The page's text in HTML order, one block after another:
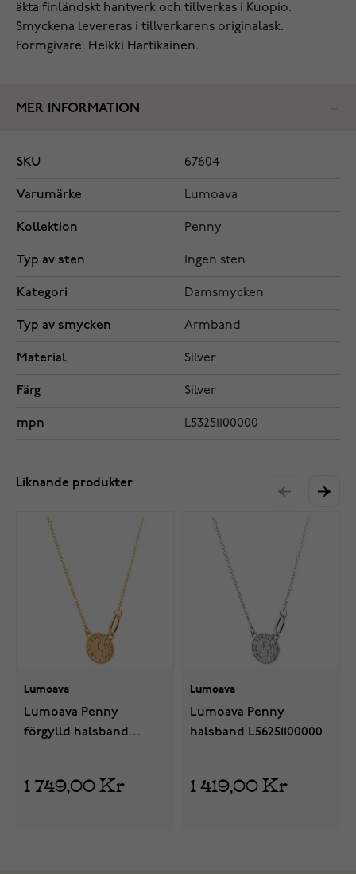
äkta finländskt hantverk och tillverkas i Kuopio.
Smyckena levereras i tillverkarens originalask.
Formgivare: Heikki Hartikainen.
MER INFORMATION
SKU 67604
Varumärke Lumoava
Kollektion Penny
Typ av sten Ingen sten
Kategori Damsmycken
Typ av smycken Armband
Material Silver
Färg Silver
mpn L53251100000
Liknande produkter
Lumoava
Lumoava Penny
förgylld halsband
1 749,00 Kr
Lumoava
Lumoava Penny
halsband L56251100000
1 419,00 Kr